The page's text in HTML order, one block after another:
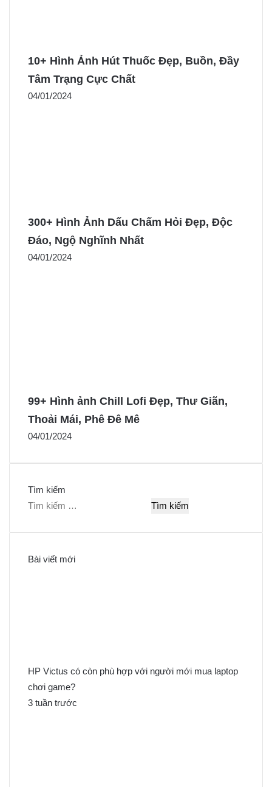
10+ Hình Ảnh Hút Thuốc Đẹp, Buồn, Đầy
Tâm Trạng Cực Chất
04/01/2024
300+ Hình Ảnh Dấu Chấm Hỏi Đẹp, Độc
Đáo, Ngộ Nghĩnh Nhất
04/01/2024
99+ Hình ảnh Chill Lofi Đẹp, Thư Giãn,
Thoải Mái, Phê Đê Mê
04/01/2024
Tìm kiếm
T
Bài viết mới
HP Victus có còn phù hợp với người mới mua laptop
chơi game?
3 tuần trước